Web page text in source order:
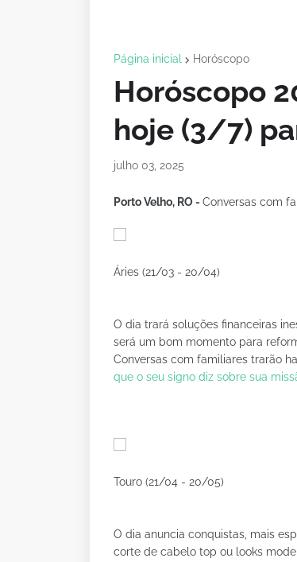
Página inicial Horóscopo
Horóscopo
hoje (3/7)
julho 03, 2025
Porto Velho, RO - Conversas com
Áries (21/03 - 20/04)
O dia trará soluções financeiras
será um bom momento para
Conversas com familiares trarão
que o seu signo diz sobre sua
Touro (21/04 - 20/05)
O dia anuncia conquistas, mais
corte de cabelo top ou looks